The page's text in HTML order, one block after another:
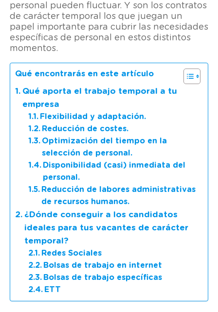
personal pueden fluctuar. Y son los contratos
de carácter temporal los que juegan un
papel importante para cubrir las necesidades
específicas de personal en estos distintos
momentos.
Qué encontrarás en este artículo
Qué aporta el trabajo temporal a tu
empresa
Flexibilidad y adaptación.
Reducción de costes.
Optimización del tiempo en la
selección de personal.
Disponibilidad (casi) inmediata del
personal.
Reducción de labores administrativas
de recursos humanos.
¿Dónde conseguir a los candidatos
ideales para tus vacantes de carácter
temporal?
Redes Sociales
Bolsas de trabajo en internet
Bolsas de trabajo específicas
ETT